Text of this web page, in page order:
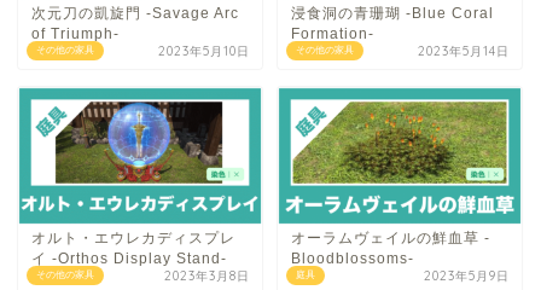
その他の家具
次元刀の凱旋門 -Savage Arc
of Triumph-
2023年5月10日 その他の家具
浸食洞の青珊瑚 -Blue Coral
Formation-
2023年5月14日
その他の家具
オルト・エウレカディスプレ
イ -Orthos Display Stand-
2023年3月8日 庭具
オーラムヴェイルの鮮血草 -
Bloodblossoms-
2023年5月9日